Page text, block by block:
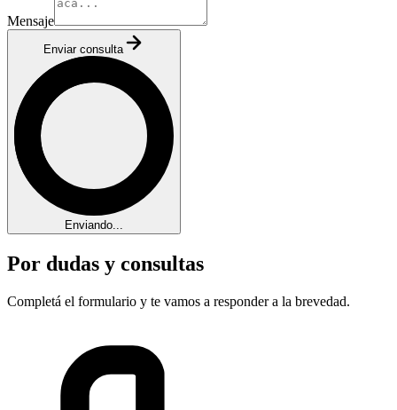
Mensaje
Enviar consulta
Enviando...
Por dudas y consultas
Completá el formulario y te vamos a responder a la brevedad.